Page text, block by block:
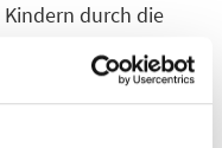
durch die
die Nächte in
sich selbst